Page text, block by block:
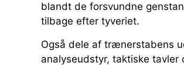
blandt de forsvundne
tilbage efter tyveriet.
Også dele af trænerstabens
analyseudstyr, taktiske